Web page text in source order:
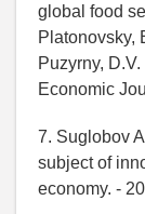
global food
Platonovsky,
Puzyrny,
Economic
7. Suglobov
subject of
economy. -